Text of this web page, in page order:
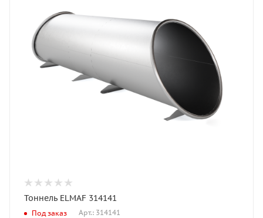
Тоннель ELMAF 314141
Под заказ Арт.: 314141